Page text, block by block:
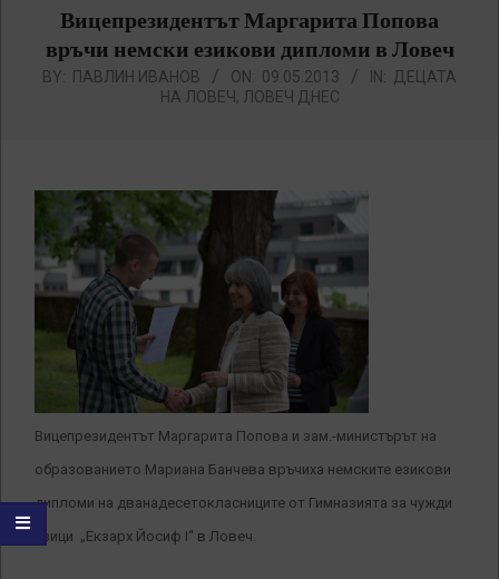
Вицепрезидентът Маргарита Попова
връчи немски езикови дипломи в Ловеч
BY: ПАВЛИН ИВАНОВ ON: 09.05.2013 IN: ДЕЦАТА
НА ЛОВЕЧ, ЛОВЕЧ ДНЕС
Вицепрезидентът Маргарита Попова и зам.-министърът на
образованието Мариана Банчева връчиха немските езикови
дипломи на дванадесетокласниците от Гимназията за чужди
езици „Екзарх Йосиф I“ в Ловеч.